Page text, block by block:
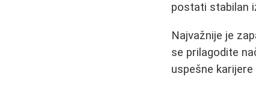
postati stabilan
Najvažnije je
se prilagodite
uspešne